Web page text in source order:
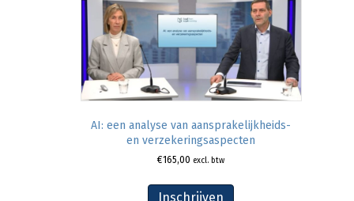
AI: een analyse van aansprakelijkheids-
en verzekeringsaspecten
€165,00 excl. btw
Inschrijven